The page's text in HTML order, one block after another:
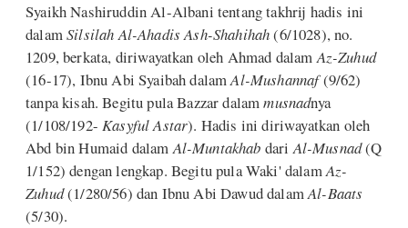
Syaikh Nashiruddin Al-Albani tentang takhrij hadis ini
dalamSilsilah Al-Ahadis Ash-Shahihah(6/1028), no.
1209, berkata, diriwayatkan oleh Ahmad dalamAz-Zuhud
(16-17), Ibnu Abi Syaibah dalamAl-Mushannaf(9/62)
tanpa kisah. Begitu pula Bazzar dalammusnadnya
(1/108/192-Kasyful Astar). Hadis ini diriwayatkan oleh
Abd bin Humaid dalamAl-Muntakhab dariAl-Musnad(Q
1/152) dengan lengkap. Begitu pula Waki' dalamAz-
Zuhud(1/280/56) dan Ibnu Abi Dawud dalamAl-Baats
(5/30).